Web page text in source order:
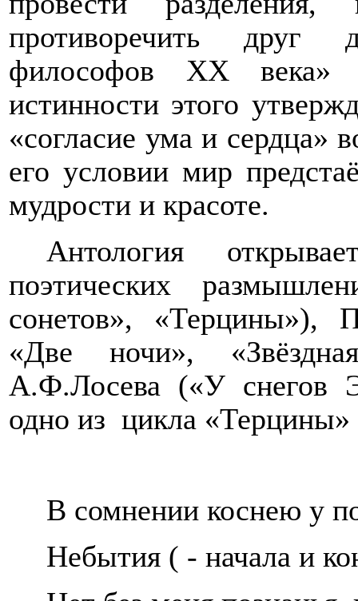
противоречить друг
философов XX века»
истинности этого
«согласие ума и сердца»
его условии мир
мудрости и красоте.
Антология
поэтических
сонетов», «Терцины»),
«Две ночи»,
А.Ф.Лосева («У снегов
одно из цикла «Терцины»
В сомнении коснею у
Небытия ( - начала и